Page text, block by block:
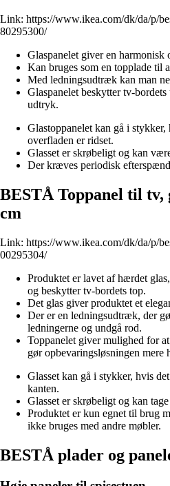
Link: https://www.ikea.com/dk/da/p/
80295300/
Glaspanelet giver en
Kan bruges som en topplade til
Med ledningsudtræk kan man
Glaspanelet beskytter tv-
udtryk.
Glastoppanelet kan gå i
overfladen er ridset.
Glasset er skrøbeligt og kan
Der kræves periodisk
BESTÅ Toppanel til tv,
cm
Link: https://www.ikea.com/dk/da/p/
00295304/
Produktet er lavet af hærdet
og beskytter tv-bordets top.
Det glas giver produktet et
Der er en ledningsudtræk, der
ledningerne og undgå rod.
Toppanelet giver mulighed for
gør opbevaringsløsningen mere
Glasset kan gå i stykker, hvis
kanten.
Glasset er skrøbeligt og kan
Produktet er kun egnet til brug
ikke bruges med andre møbler.
BESTÅ plader og